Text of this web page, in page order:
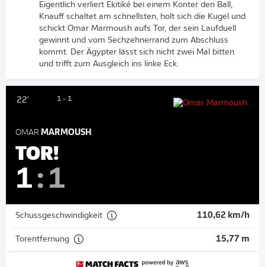
Eigentlich verliert Ekitiké bei einem Konter den Ball,
Knauff schaltet am schnellsten, holt sich die Kugel und
schickt Omar Marmoush aufs Tor, der sein Laufduell
gewinnt und vom Sechzehnerrand zum Abschluss
kommt. Der Ägypter lässt sich nicht zwei Mal bitten
und trifft zum Ausgleich ins linke Eck.
22' 1 - 1
OMAR MARMOUSH
TOR!
1: 1
Schussgeschwindigkeit 110,62 km/h
Torentfernung 15,77 m